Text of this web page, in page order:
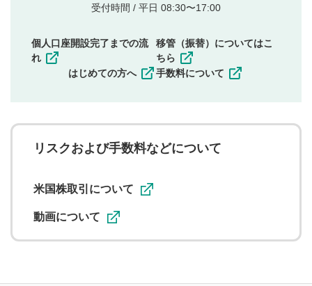
他者の権利（商標、著作権、その他の知的財産
その他当社が不適切と判断した投稿
一度投稿した評価およびコメントの変更・削除はできま
に関する著作者人格権を行使しないことに同意します。利
用者が投稿したコメントは、当社サービスの広告・宣伝、
ることがあります。
受付時間 / 平日 08:30〜17:00
個人口座開設完了までの流
れ
はじめての方へ
移管（振替）についてはこ
ちら
手数料について
リスクおよび手数料などについて
米国株取引について
動画について